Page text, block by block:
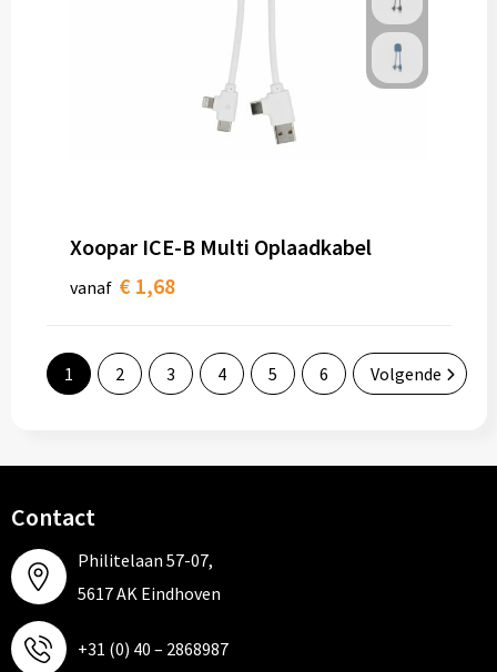
Xoopar ICE-B Multi Oplaadkabel
vanaf € 1,68
1 2 3 4 5 6 Volgende
Contact
Philitelaan 57-07,
5617 AK Eindhoven
+31 (0) 40 – 2868987